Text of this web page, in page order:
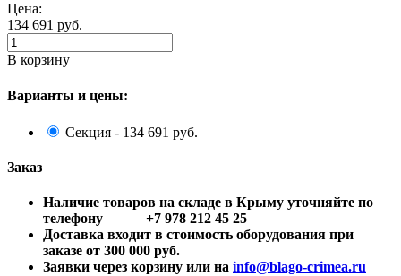
Цена:
134 691 руб.
В корзину
Варианты и цены:
Секция - 134 691 руб.
Заказ
Наличие товаров на складе в Крыму уточняйте по
телефону +7 978 212 45 25
Доставка входит в стоимость оборудования при
заказе от 300 000 руб.
Заявки через корзину или на info@blago-crimea.ru